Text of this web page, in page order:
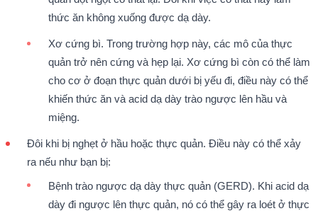
thức ăn không xuống được dạ dày.
Xơ cứng bì. Trong trường hợp này, các mô của thực
quản trở nên cứng và hẹp lại. Xơ cứng bì còn có thể làm
cho cơ ở đoạn thực quản dưới bị yếu đi, điều này có thể
khiến thức ăn và acid dạ dày trào ngược lên hầu và
miệng.
Đôi khi bị nghẹt ở hầu hoặc thực quản. Điều này có thể xảy
ra nếu như bạn bị:
Bệnh trào ngược dạ dày thực quản (GERD). Khi acid dạ
dày đi ngược lên thực quản, nó có thể gây ra loét ở thực